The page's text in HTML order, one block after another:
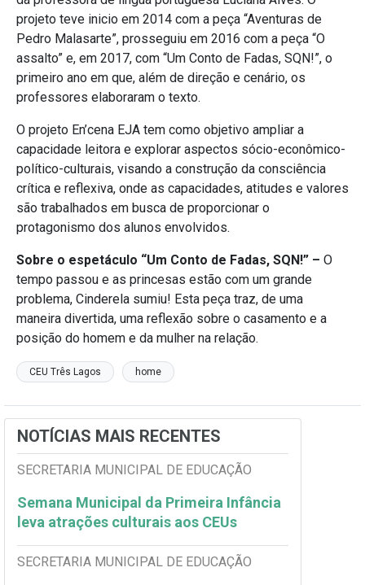
projeto teve inicio em 2014 com a peça “Aventuras de
Pedro Malasarte”, prosseguiu em 2016 com a peça “O
assalto” e, em 2017, com “Um Conto de Fadas, SQN!”, o
primeiro ano em que, além de direção e cenário, os
professores elaboraram o texto.
O projeto En’cena EJA tem como objetivo ampliar a
capacidade leitora e explorar aspectos sócio-econômico-
político-culturais, visando a construção da consciência
crítica e reflexiva, onde as capacidades, atitudes e valores
são trabalhados em busca de proporcionar o
protagonismo dos alunos envolvidos.
Sobre o espetáculo “Um Conto de Fadas, SQN!” – O
tempo passou e as princesas estão com um grande
problema, Cinderela sumiu! Esta peça traz, de uma
maneira divertida, uma reflexão sobre o casamento e a
posição do homem e da mulher na relação.
CEU Três Lagos home
NOTÍCIAS MAIS RECENTES
SECRETARIA MUNICIPAL DE EDUCAÇÃO
Semana Municipal da Primeira Infância
leva atrações culturais aos CEUs
SECRETARIA MUNICIPAL DE EDUCAÇÃO